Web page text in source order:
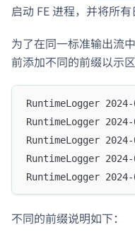
启动 FE 进程，并将所
为了在同一标准输出流
前添加不同的前缀以示区
RuntimeLogger
RuntimeLogger
RuntimeLogger
RuntimeLogger
RuntimeLogger
不同的前缀说明如下：